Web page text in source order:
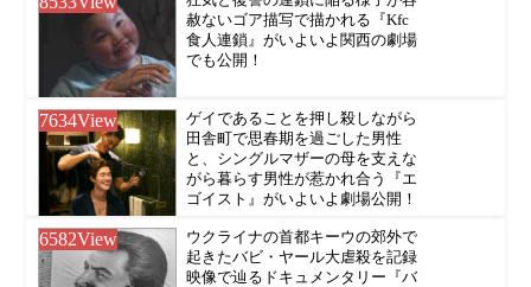
赦ないゴア描写で描かれる『Kfc
食人連鎖』がいよいよ関西の劇場
でも公開！
7634View
ゲイであることを押し殺しながら
田舎町で思春期を過ごした男性
と、シングルマザーの母を支えな
がら暮らす男性が惹かれ合う『エ
ゴイスト』がいよいよ劇場公開！
6582View
ウクライナの首都キーウの郊外で
起きたバビ・ヤール大虐殺を記録
映像で辿るドキュメンタリー『バ